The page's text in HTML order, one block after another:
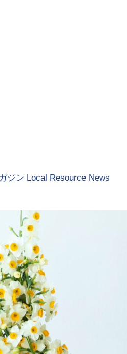
ジン Local Resource News